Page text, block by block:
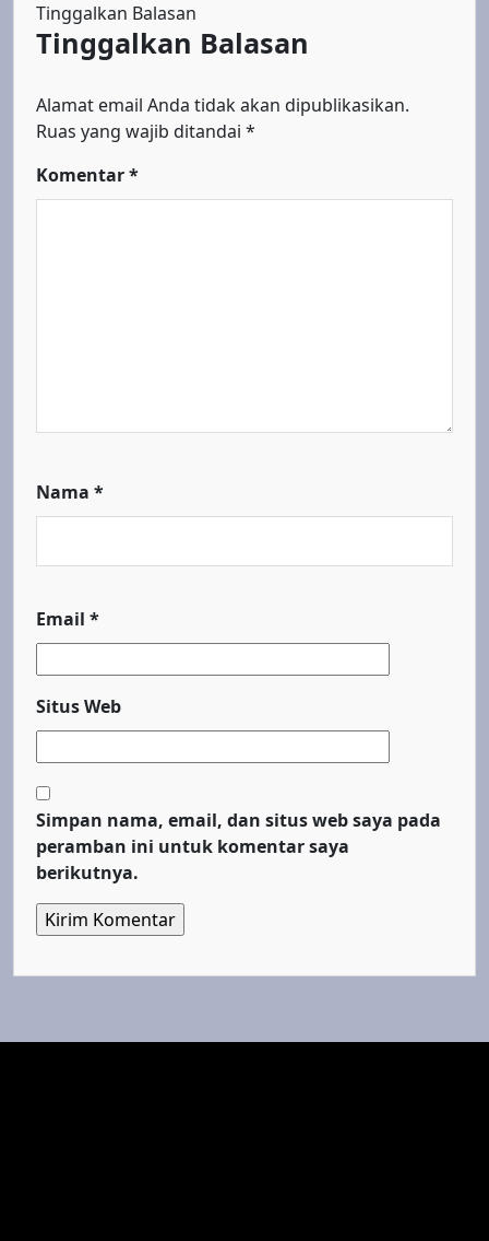
Tinggalkan Balasan
Tinggalkan Balasan
Alamat email Anda tidak akan dipublikasikan.
Ruas yang wajib ditandai *
Komentar*
Nama *
Email *
Situs Web
Simpan nama, email, dan situs web saya pada
peramban ini untuk komentar saya
berikutnya.